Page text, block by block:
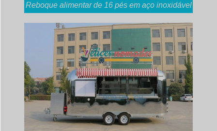
Reboque alimentar de 16 pés em aço inoxidável